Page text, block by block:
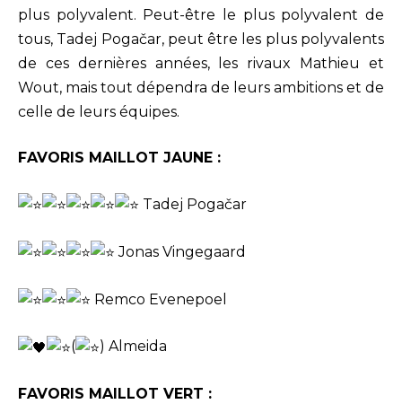
plus polyvalent. Peut-être le plus polyvalent de
tous, Tadej Pogačar, peut être les plus polyvalents
de ces dernières années, les rivaux Mathieu et
Wout, mais tout dépendra de leurs ambitions et de
celle de leurs équipes.
FAVORIS MAILLOT JAUNE :
Tadej Pogačar
Jonas Vingegaard
Remco Evenepoel
( ) Almeida
FAVORIS MAILLOT VERT :